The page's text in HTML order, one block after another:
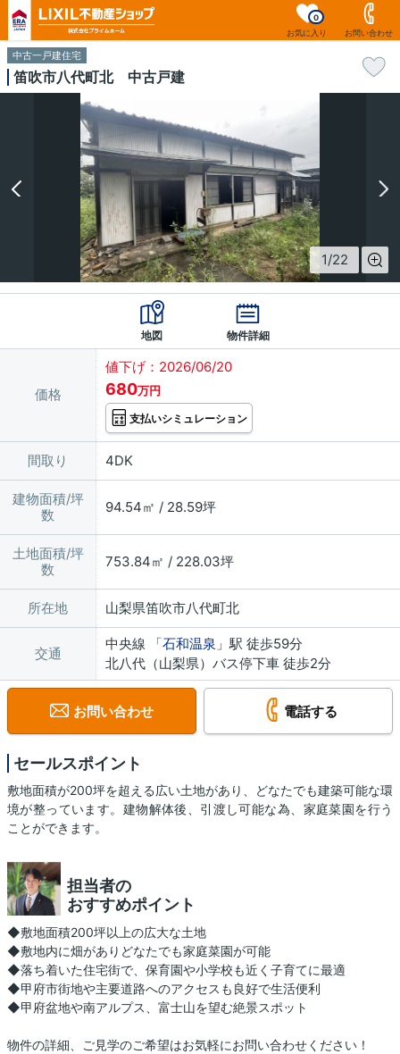
お気に入り
0
お問い合わせ
中古一戸建住宅
笛吹市八代町北 中古戸建
1/22
地図 物件詳細
価格
値下げ：2026/06/20
680万円
支払いシミュレーション
間取り 4DK
建物面積/坪
数
94.54㎡ / 28.59坪
土地面積/坪
数
753.84㎡ / 228.03坪
所在地 山梨県笛吹市八代町北
交通
中央線 「石和温泉 」駅 徒歩59分
北八代（山梨県）バス停下車 徒歩2分
お問い合わせ 電話する
セールスポイント
敷地面積が200坪を超える広い土地があり、どなたでも建築可能な環
境が整っています。建物解体後、引渡し可能な為、家庭菜園を行う
ことができます。
担当者の
おすすめポイント
◆敷地面積200坪以上の広大な土地
◆敷地内に畑がありどなたでも家庭菜園が可能
◆落ち着いた住宅街で、保育園や小学校も近く子育てに最適
◆甲府市街地や主要道路へのアクセスも良好で生活便利
◆甲府盆地や南アルプス、富士山を望む絶景スポット
物件の詳細、ご見学のご希望はお気軽にお問い合わせください！